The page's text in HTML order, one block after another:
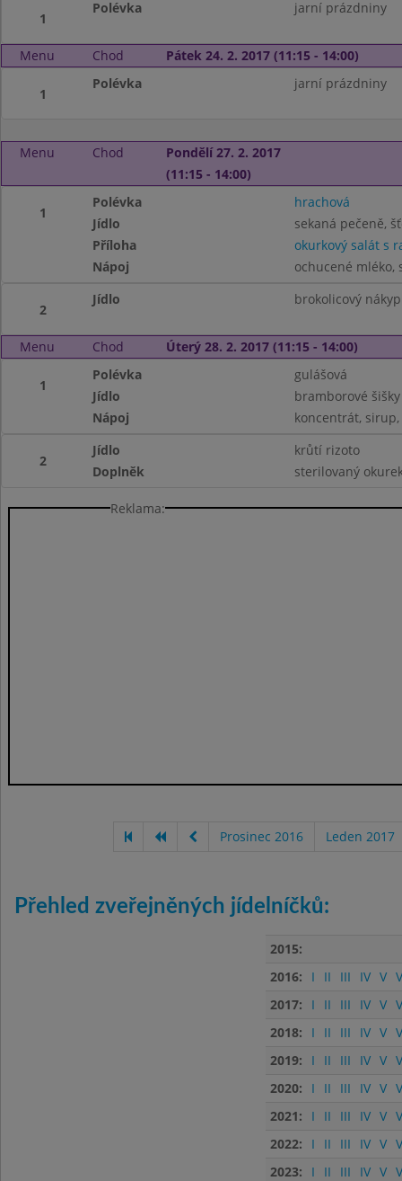
1
Polévka jarní prázdniny
Menu Chod Pátek 24. 2. 2017 (11:15 - 14:00)
1
Polévka jarní prázdniny
Menu Chod
Pondělí 27. 2. 2017
(11:15 - 14:00)
1
Polévka
hrachová
Jídlo
sekaná pečeně,
Příloha
okurkový salát s
Nápoj
ochucené mléko,
2
Jídlo brokolicový
Menu Chod Úterý 28. 2. 2017 (11:15 - 14:00)
1
Polévka
gulášová
Jídlo
bramborové
Nápoj
koncentrát,
2
Jídlo
krůtí rizoto
Doplněk
sterilovaný
Reklama:
Prosinec 2016 Leden 2017
Přehled zveřejněných jídelníčků:
2015:
2016:
I II III IV V
2017:
I II III IV V
2018:
I II III IV V
2019:
I II III IV V
2020:
I II III IV V
2021:
I II III IV V
2022:
I II III IV V
2023:
I II III IV V